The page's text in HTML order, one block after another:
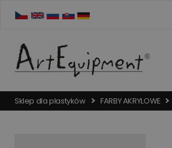
Sklep dla plastyków FARBY AKRYLOWE